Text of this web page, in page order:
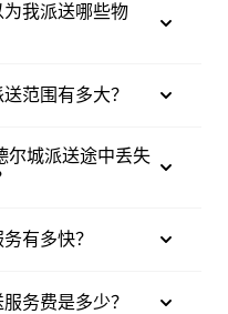
我派送哪些物
范围有多大？
尔城派送途中丢失
有多快？
务费是多少？